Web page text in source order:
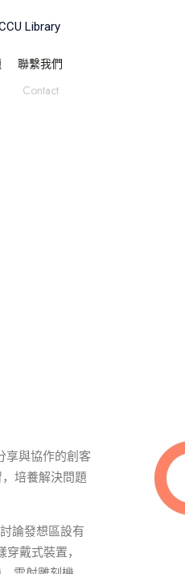
Library
聯繫我們
Contact
享與協作的創客
培養解決問題
論發想區設有
戴式裝置，